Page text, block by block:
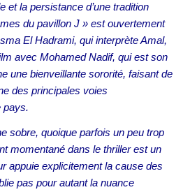
et la persistance d’une tradition
du pavillon J » est ouvertement
El Hadrami, qui interprète Amal,
avec Mohamed Nadif, qui est son
une bienveillante sororité, faisant de
des principales voies
pays.
sobre, quoique parfois un peu trop
momentané dans le thriller est un
appuie explicitement la cause des
pas pour autant la nuance